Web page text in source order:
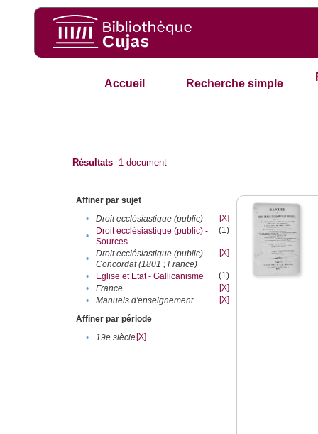
Accueil Recherche simple
Résultats 1 document
Affiner par sujet
•
Droit ecclésiastique (public)
[X]
•
Droit ecclésiastique (public) -
Sources
(1)
•
Droit ecclésiastique (public) –
Concordat (1801 ; France)
[X]
• Eglise et Etat - Gallicanisme
(1)
•
France
[X]
•
Manuels d'enseignement
[X]
Affiner par période
•
19e siècle[X]